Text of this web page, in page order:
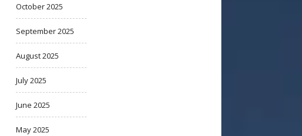
October 2025
September 2025
August 2025
July 2025
June 2025
May 2025